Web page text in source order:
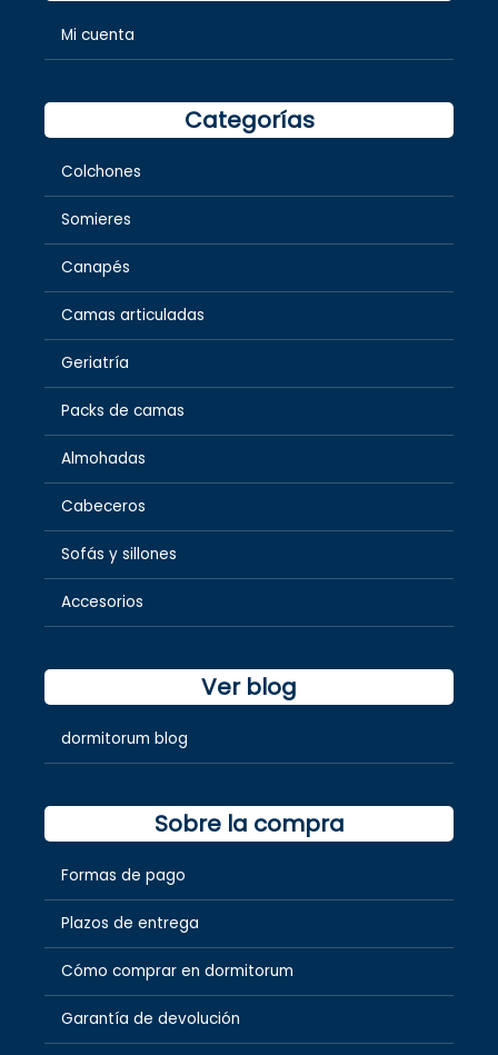
Mi cuenta
Categorías
Colchones
Somieres
Canapés
Camas articuladas
Geriatría
Packs de camas
Almohadas
Cabeceros
Sofás y sillones
Accesorios
Ver blog
dormitorum blog
Sobre la compra
Formas de pago
Plazos de entrega
Cómo comprar en dormitorum
Garantía de devolución